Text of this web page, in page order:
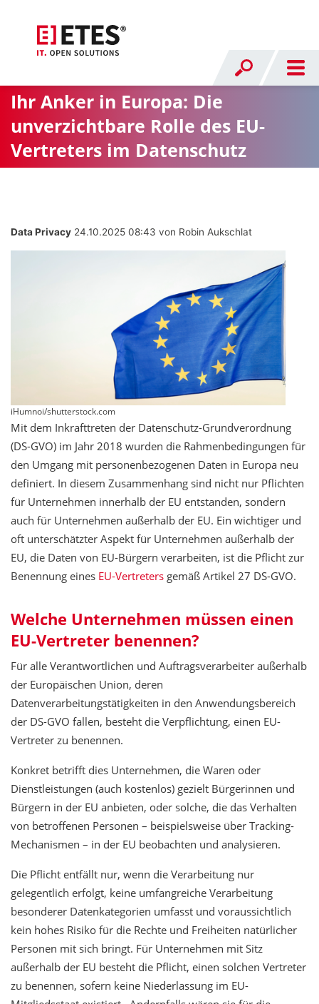
Ihr Anker in Europa: Die
unverzichtbare Rolle des EU-
Vertreters im Datenschutz
Data Privacy 24.10.2025 08:43 von Robin Aukschlat
iHumnoi/shutterstock.com
Mit dem Inkrafttreten der Datenschutz-Grundverordnung
(DS-GVO) im Jahr 2018 wurden die Rahmenbedingungen für
den Umgang mit personenbezogenen Daten in Europa neu
definiert. In diesem Zusammenhang sind nicht nur Pflichten
für Unternehmen innerhalb der EU entstanden, sondern
auch für Unternehmen außerhalb der EU. Ein wichtiger und
oft unterschätzter Aspekt für Unternehmen außerhalb der
EU, die Daten von EU-Bürgern verarbeiten, ist die Pflicht zur
Benennung eines EU-Vertreters gemäß Artikel 27 DS-GVO.
Welche Unternehmen müssen einen
EU-Vertreter benennen?
Für alle Verantwortlichen und Auftragsverarbeiter außerhalb
der Europäischen Union, deren
Datenverarbeitungstätigkeiten in den Anwendungsbereich
der DS-GVO fallen, besteht die Verpflichtung, einen EU-
Vertreter zu benennen.
Konkret betrifft dies Unternehmen, die Waren oder
Dienstleistungen (auch kostenlos) gezielt Bürgerinnen und
Bürgern in der EU anbieten, oder solche, die das Verhalten
von betroffenen Personen – beispielsweise über Tracking-
Mechanismen – in der EU beobachten und analysieren.
Die Pflicht entfällt nur, wenn die Verarbeitung nur
gelegentlich erfolgt, keine umfangreiche Verarbeitung
besonderer Datenkategorien umfasst und voraussichtlich
kein hohes Risiko für die Rechte und Freiheiten natürlicher
Personen mit sich bringt. Für Unternehmen mit Sitz
außerhalb der EU besteht die Pflicht, einen solchen Vertreter
zu benennen, sofern keine Niederlassung im EU-